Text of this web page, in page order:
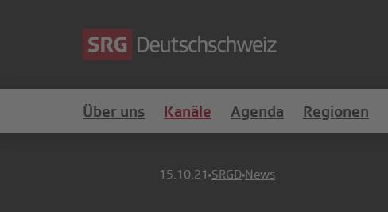
Über uns Kanäle Agenda Regionen
15.10.21 SRGD News